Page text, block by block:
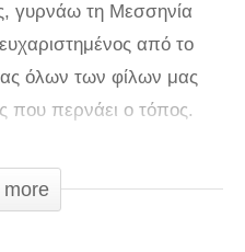
γυρνάω τη Μεσσηνία
από το
όλων των φίλων μας
που περνάει ο τόπος.
από την
κυβέρνησης του ΣΥΡΙΖΑ,
more